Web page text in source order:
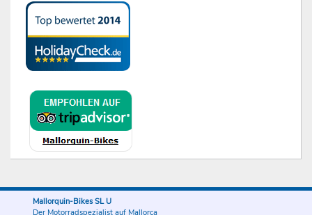
Mallorquin-Bikes SL U
Der Motorradspezialist auf Mallorca